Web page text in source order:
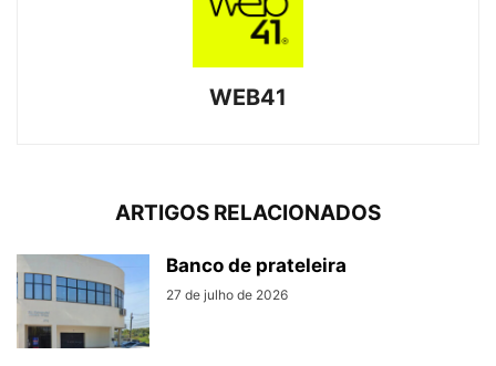
WEB41
ARTIGOS RELACIONADOS
Banco de prateleira
27 de julho de 2026